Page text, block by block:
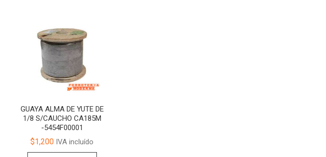
GUAYA ALMA DE YUTE DE
1/8 S/CAUCHO CA185M
-5454F00001
$1,200 IVA incluído